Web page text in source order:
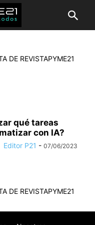
DE REVISTAPYME21
qué tareas
con IA?
Editor P21 - 07/06/2023
DE REVISTAPYME21